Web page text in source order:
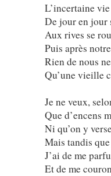
L’incertaine
De jour en jour
Aux rives se
Puis après
Rien de nous
Qu’une vieille
Je ne veux,
Que d’encens
Ni qu’on y
Mais tandis
J’ai de me
Et de me